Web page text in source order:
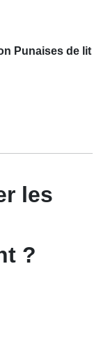
Punaises de lit
les
?